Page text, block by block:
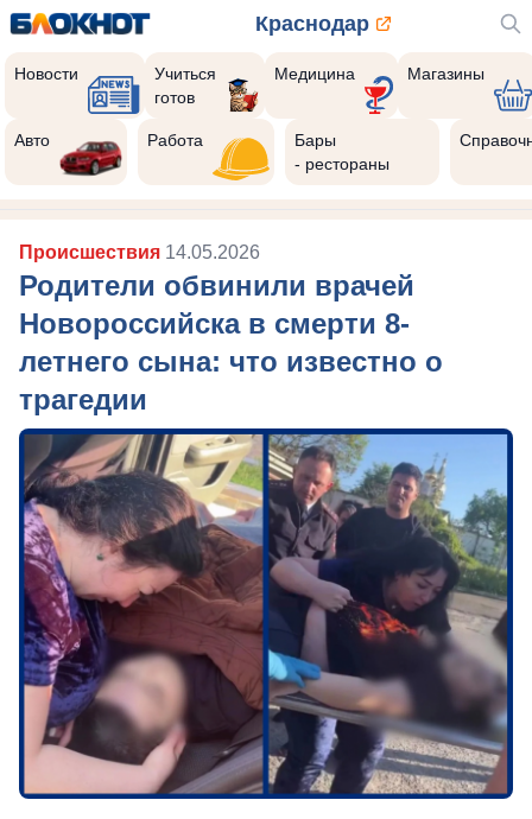
Краснодар
Новости
Учиться
готов
Медицина Магазины
Авто Работа
Бары
- рестораны
Происшествия 14.05.2026
Родители обвинили врачей
Новороссийска в смерти 8-
летнего сына: что известно о
трагедии